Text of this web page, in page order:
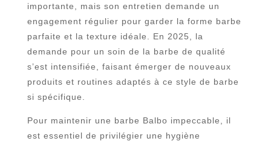
importante, mais son entretien demande un
engagement régulier pour garder la forme barbe
parfaite et la texture idéale. En 2025, la
demande pour un soin de la barbe de qualité
s’est intensifiée, faisant émerger de nouveaux
produits et routines adaptés à ce style de barbe
si spécifique.
Pour maintenir une barbe Balbo impeccable, il
est essentiel de privilégier une hygiène